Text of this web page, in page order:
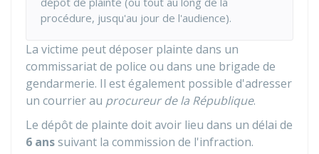
procédure, jusqu'au jour de l'audience).
La victime peut déposer plainte dans un
commissariat de police ou dans une brigade de
gendarmerie. Il est également possible d'adresser
un courrier au procureur de la République.
Le dépôt de plainte doit avoir lieu dans un délai de
6 anssuivant la commission de l'infraction.